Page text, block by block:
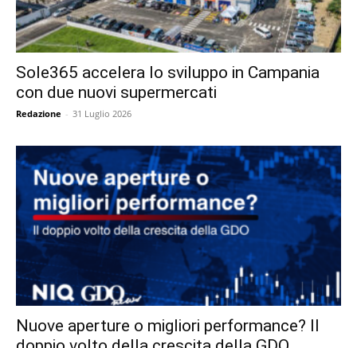
Sole365 accelera lo sviluppo in Campania
con due nuovi supermercati
Redazione - 31 Luglio 2026
Nuove aperture o migliori performance? Il